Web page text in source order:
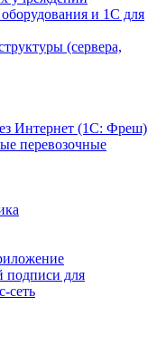
и 1С для
(сервера,
Интернет (1С: Фреш)
перевозочные
подписи для
сеть